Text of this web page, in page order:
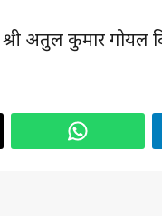
अतुल कुमार गोयल